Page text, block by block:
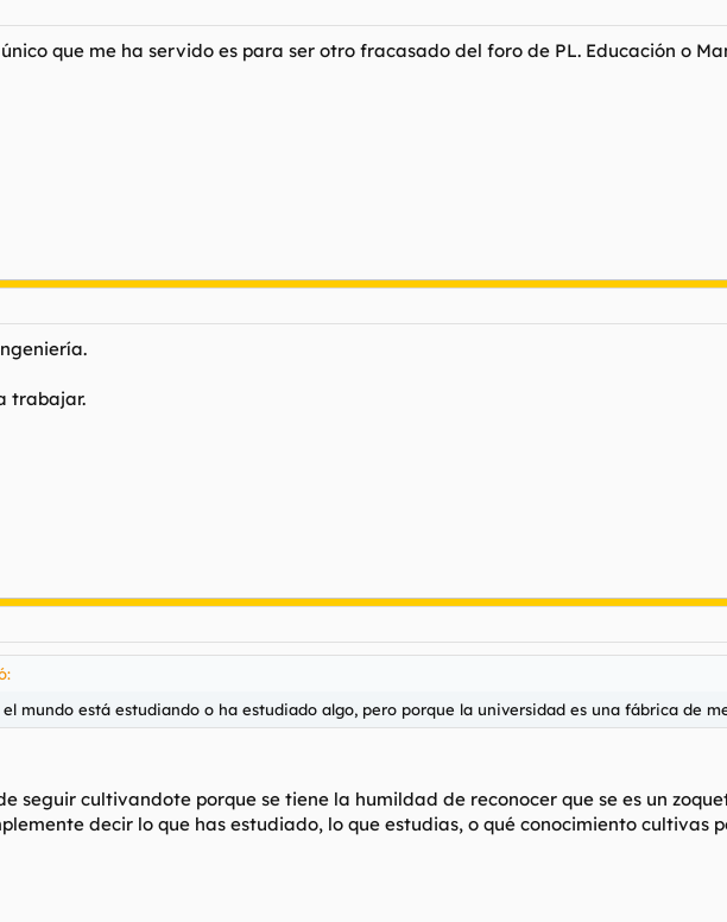
que me ha servido es para ser otro fracasado del foro de PL. Educación o
trabajar.
el mundo está estudiando o ha estudiado algo, pero porque la universidad es una fábrica de
seguir cultivandote porque se tiene la humildad de reconocer que se es un
decir lo que has estudiado, lo que estudias, o qué conocimiento cultivas